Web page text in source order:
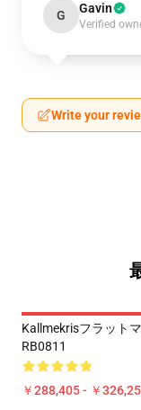
G Gavin
Verified
Write your
Kallmekrisフラット
RB0811
￥288,405 - ￥